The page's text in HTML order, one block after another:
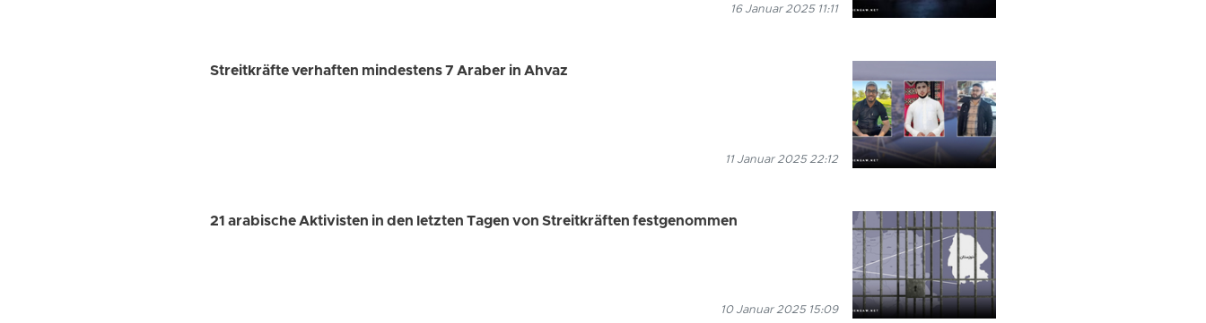
16 Januar 2025 11:11
Streitkräfte verhaften mindestens 7 Araber in Ahvaz
11 Januar 2025 22:12
21 arabische Aktivisten in den letzten Tagen von Streitkräften festgenommen
10 Januar 2025 15:09